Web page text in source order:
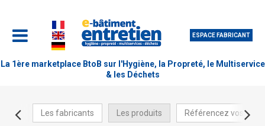
ESPACE FABRICANT
La 1ère marketplace BtoB sur l'Hygiène, la Propreté, le Multiservice
& les Déchets
Les fabricants Les produits Référencez vos